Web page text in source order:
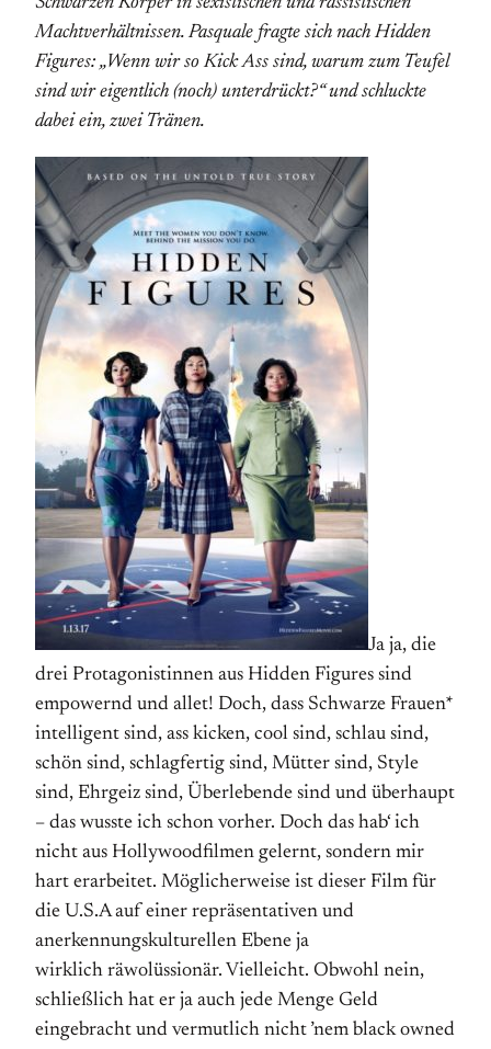
Machtverhältnissen. Pasquale fragte sich nach Hidden
Figures: „Wenn wir so Kick Ass sind, warum zum Teufel
sind wir eigentlich (noch) unterdrückt?“ und schluckte
dabei ein, zwei Tränen.
Ja ja, die
drei Protagonistinnen aus Hidden Figures sind
empowernd und allet! Doch, dass Schwarze Frauen*
intelligent sind, ass kicken, cool sind, schlau sind,
schön sind, schlagfertig sind, Mütter sind, Style
sind, Ehrgeiz sind, Überlebende sind und überhaupt
– das wusste ich schon vorher. Doch das hab‘ ich
nicht aus Hollywoodfilmen gelernt, sondern mir
hart erarbeitet. Möglicherweise ist dieser Film für
die U.S.A auf einer repräsentativen und
anerkennungskulturellen Ebene ja
wirklich räwolüssionär. Vielleicht. Obwohl nein,
schließlich hat er ja auch jede Menge Geld
eingebracht und vermutlich nicht ’nem black owned